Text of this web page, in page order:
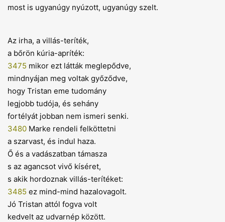
most is ugyanúgy nyúzott, ugyanúgy szelt.
Az irha, a villás-teríték,
a bőrön kúria-apríték:
3475 mikor ezt látták meglepődve,
mindnyájan meg voltak győződve,
hogy Tristan eme tudomány
legjobb tudója, és sehány
fortélyát jobban nem ismeri senki.
3480 Marke rendeli felköttetni
a szarvast, és indul haza.
Ő és a vadászatban támasza
s az agancsot vivő kíséret,
s akik hordoznak villás-terítéket:
3485 ez mind-mind hazalovagolt.
Jó Tristan attól fogva volt
kedvelt az udvarnép között.